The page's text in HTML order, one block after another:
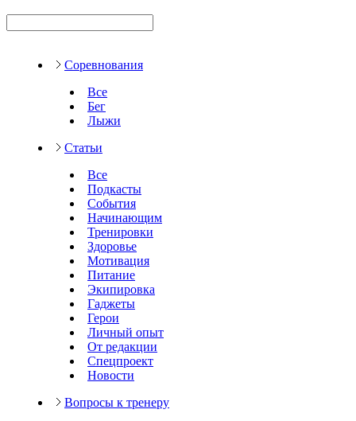
Соревнования
Все
Бег
Лыжи
Статьи
Все
Подкасты
События
Начинающим
Тренировки
Здоровье
Мотивация
Питание
Экипировка
Гаджеты
Герои
Личный опыт
От редакции
Спецпроект
Новости
Вопросы к тренеру